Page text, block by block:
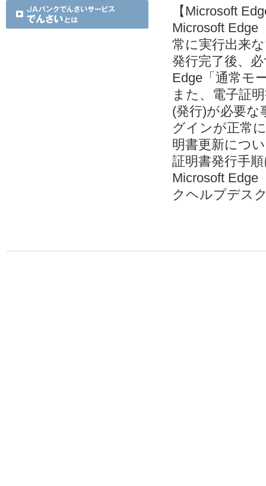
【Microsoft
Microsoft Edge
常に実行出来
発行完了後、
Edge「通常モ
また、電子証
(発行)が必要な
グインが正常
明書更新につ
証明書発行手
Microsoft Edge
クヘルプデス